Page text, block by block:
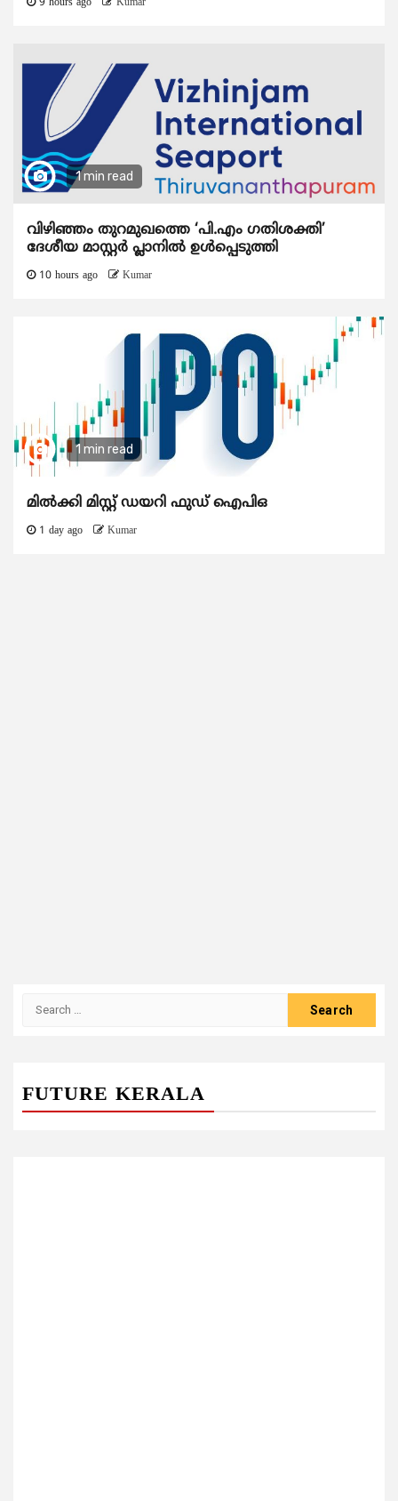
9 hours ago Kumar
1 min read
വിഴിഞ്ഞം തുറമുഖത്തെ ‘പി.എം ഗതിശക്തി’
ദേശീയ മാസ്റ്റർ പ്ലാനിൽ ഉൾപ്പെടുത്തി
10 hours ago Kumar
1 min read
മിൽക്കി മിസ്റ്റ് ഡയറി ഫുഡ് ഐപിഒ
1 day ago Kumar
FUTURE KERALA